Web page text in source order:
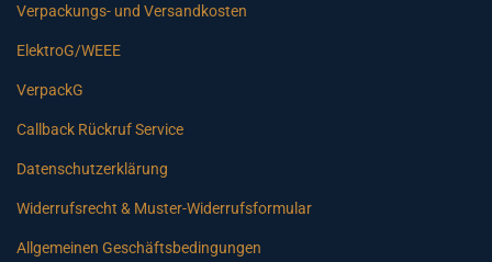
Verpackungs- und Versandkosten
ElektroG/WEEE
VerpackG
Callback Rückruf Service
Datenschutzerklärung
Widerrufsrecht & Muster-Widerrufsformular
Allgemeinen Geschäftsbedingungen